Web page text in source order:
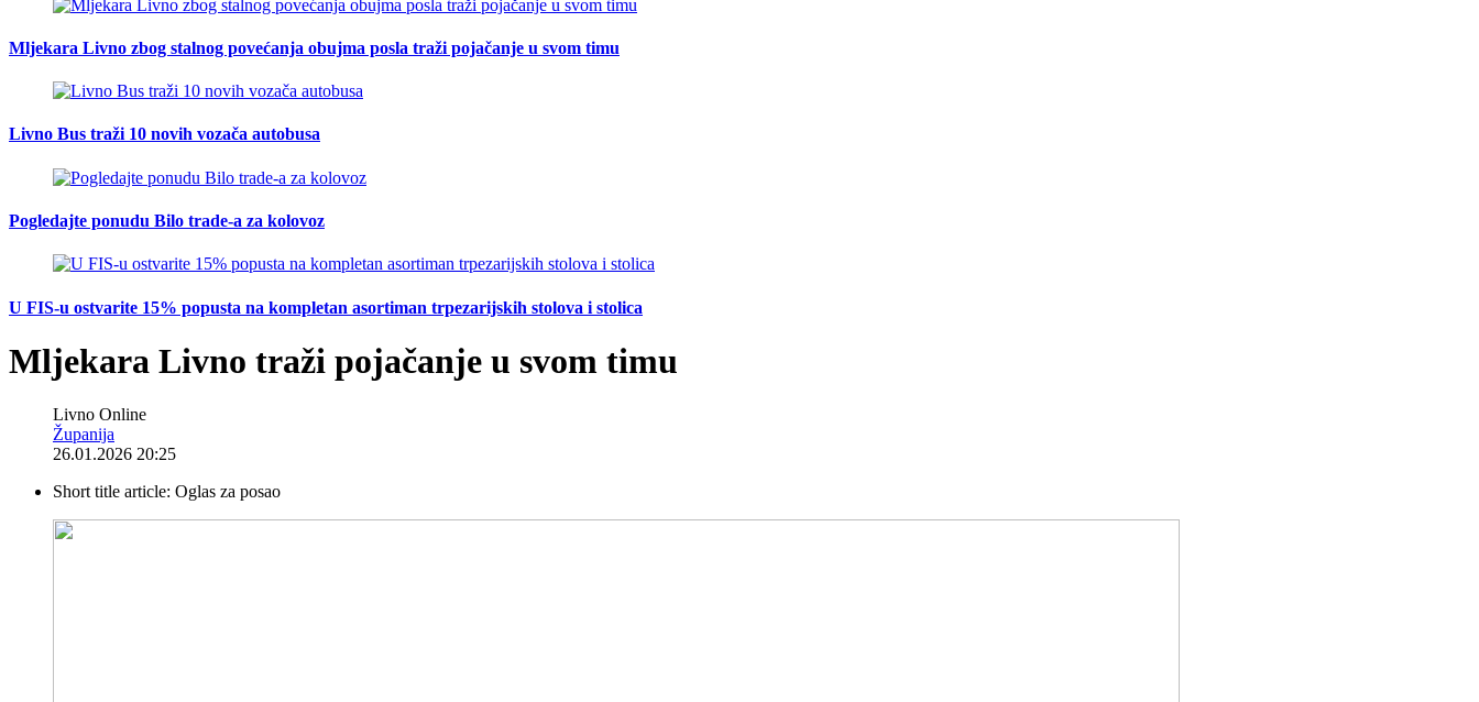
Mljekara Livno zbog stalnog povećanja obujma posla traži pojačanje u svom timu
Livno Bus traži 10 novih vozača autobusa
Pogledajte ponudu Bilo trade-a za kolovoz
U FIS-u ostvarite 15% popusta na kompletan asortiman trpezarijskih stolova i stolica
Mljekara Livno traži pojačanje u svom timu
Livno Online
Županija
26.01.2026 20:25
Short title article: Oglas za posao